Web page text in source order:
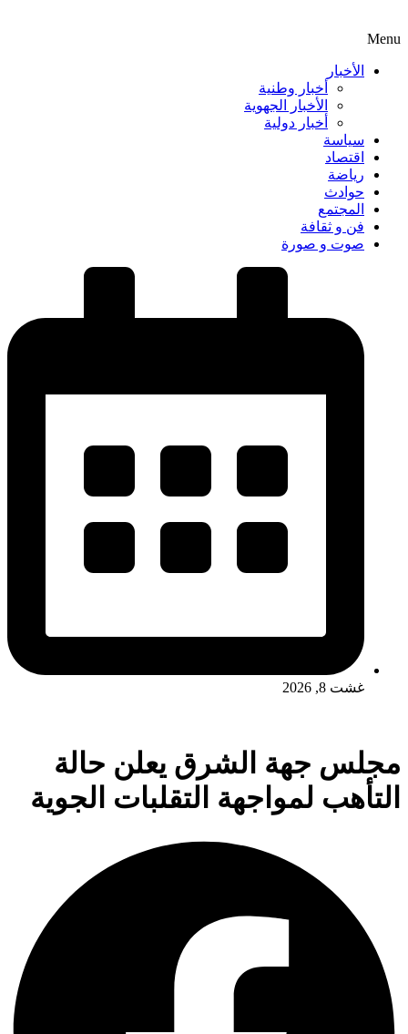
Menu
الأخبار
أخبار وطنية
الأخبار الجهوية
أخبار دولية
سياسة
اقتصاد
رياضة
حوادث
المجتمع
فن و ثقافة
صوت و صورة
غشت 8, 2026
مجلس جهة الشرق يعلن حالة
التأهب لمواجهة التقلبات الجوية